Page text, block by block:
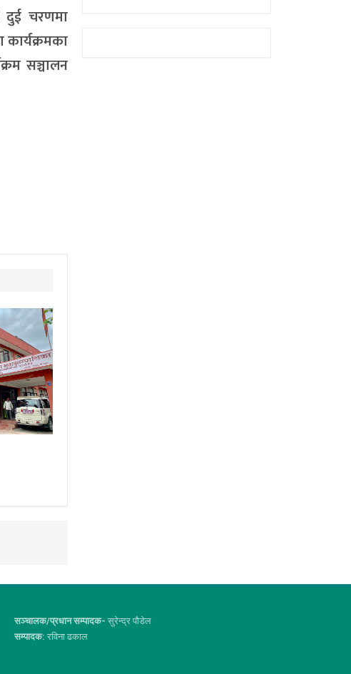
दुई चरणमा
सञ्चालन
सञ्चालक/प्रधान सम्पादक- सुरेन्द्र पौडेल
सम्पादक: रविना ढकाल